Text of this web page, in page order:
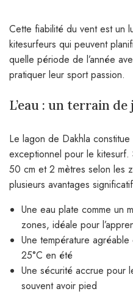
Cette fiabilité du vent est un
kitesurfeurs qui peuvent
quelle période de l’année
pratiquer leur sport passion.
L’eau : un terrain
Le lagon de Dakhla
exceptionnel pour le kitesurf.
50 cm et 2 mètres selon les
plusieurs avantages
Une eau plate comme un
zones, idéale pour
Une température
25°C en été
Une sécurité accrue pour
souvent avoir pied